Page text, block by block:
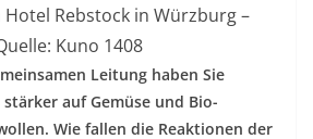
Hotel Rebstock in Würzburg –
Kuno 1408
Leitung haben Sie
auf Gemüse und Bio-
Wie fallen die Reaktionen der